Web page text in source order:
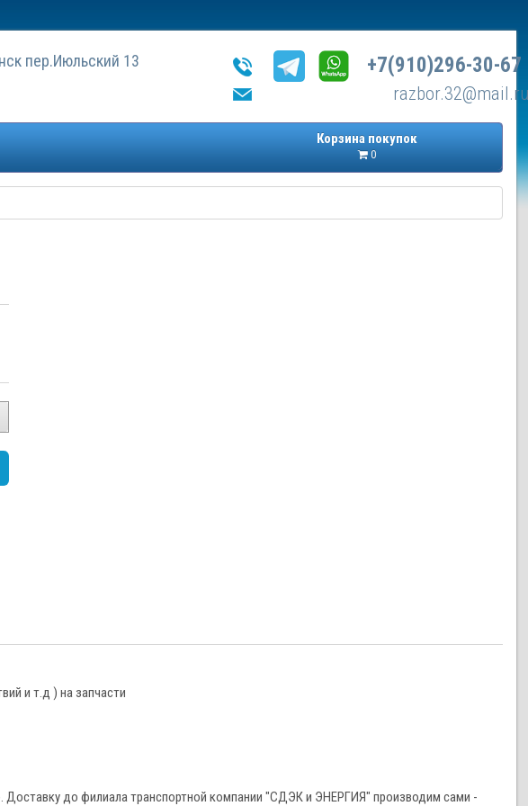
пер.Июльский 13 +7(910)296-30-67
Корзина покупок
0
и т.д ) на запчасти
до филиала транспортной компании "СДЭК и ЭНЕРГИЯ" производим сами -